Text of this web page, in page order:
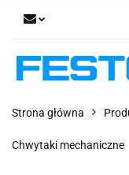
Strona główna
Chwytaki mechaniczne